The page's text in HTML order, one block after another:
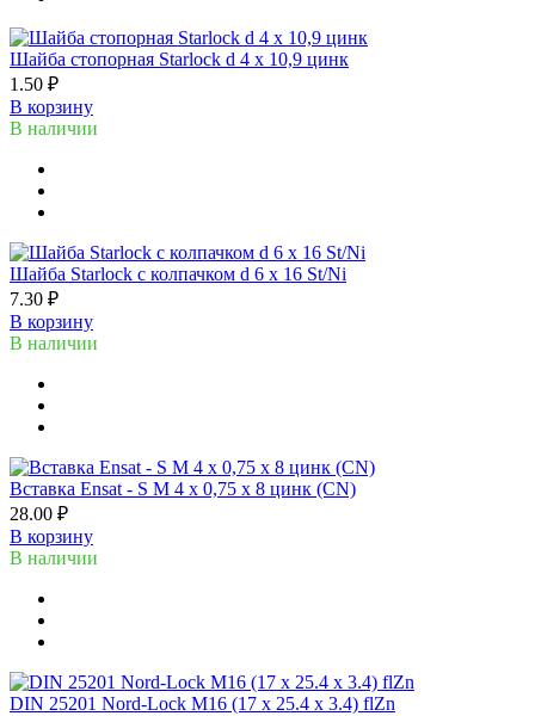
Шайба стопорная Starlock d 4 x 10,9 цинк
1.50 ₽
В корзину
В наличии
Шайба Starlock с колпачком d 6 x 16 St/Ni
7.30 ₽
В корзину
В наличии
Вставка Ensat - S M 4 x 0,75 x 8 цинк (CN)
28.00 ₽
В корзину
В наличии
DIN 25201 Nord-Lock M16 (17 х 25.4 х 3.4) flZn